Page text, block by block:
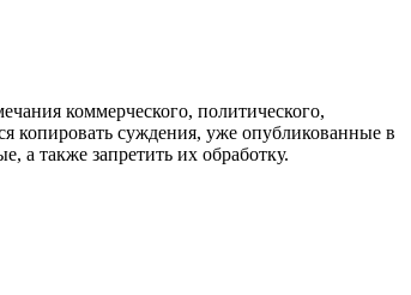
коммерческого, политического,
копировать суждения, уже опубликованные в
а также запретить их обработку.